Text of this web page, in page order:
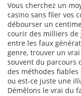
Vous cherchez un
casino sans filer vos
débourser un
courir des milliers de
entre les faux
genre, trouver un
souvent du parcours
des méthodes
ou est-ce juste une
Démêlons le vrai du